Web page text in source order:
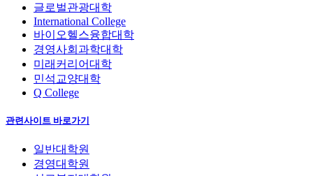
글로벌관광대학
International College
바이오헬스융합대학
경영사회과학대학
미래커리어대학
민석교양대학
Q College
관련사이트 바로가기
일반대학원
경영대학원